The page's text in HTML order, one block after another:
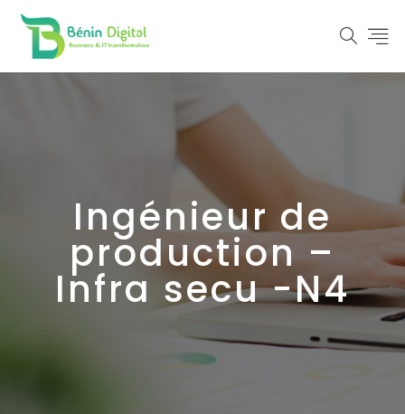
Ingénieur de
production –
Infra secu -N4